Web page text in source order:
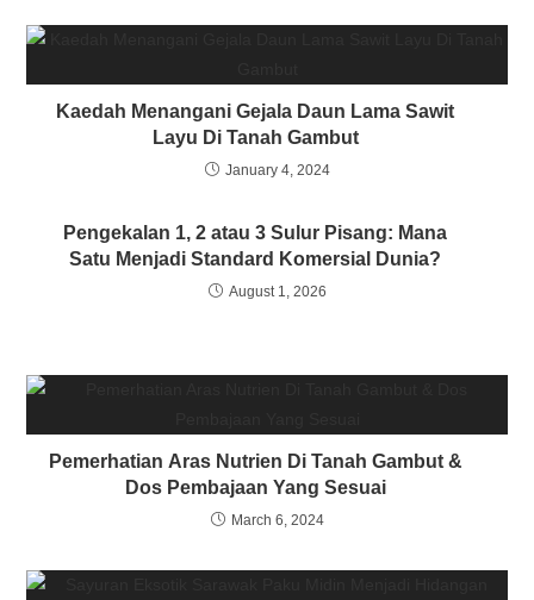
Kaedah Menangani Gejala Daun Lama Sawit
Layu Di Tanah Gambut
January 4, 2024
Pengekalan 1, 2 atau 3 Sulur Pisang: Mana
Satu Menjadi Standard Komersial Dunia?
August 1, 2026
Pemerhatian Aras Nutrien Di Tanah Gambut &
Dos Pembajaan Yang Sesuai
March 6, 2024